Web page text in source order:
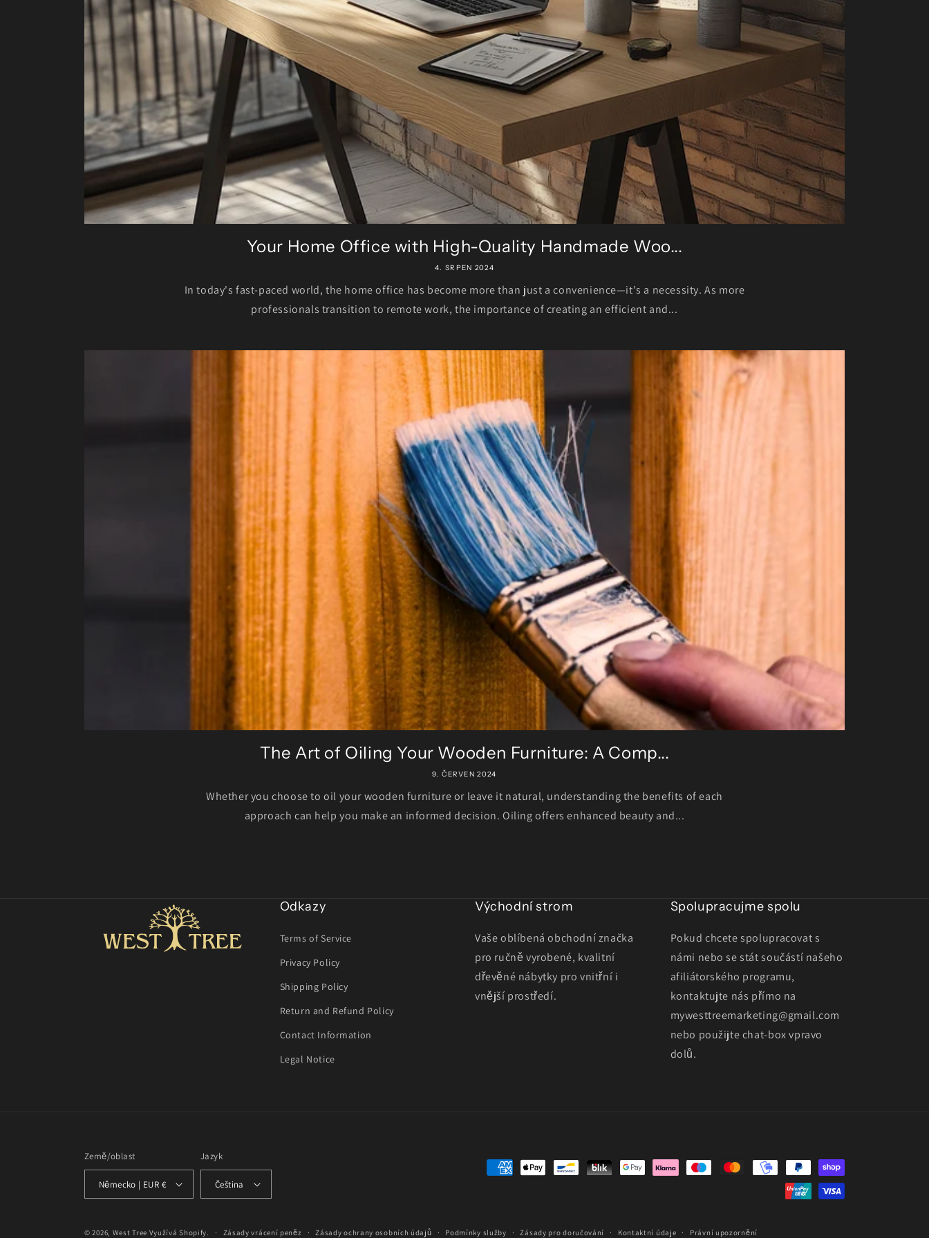
Your Home Office with High-Quality Handmade Woo...
4. SRPEN 2024
In today's fast-paced world, the home office has become more than just a convenience—it's a necessity. As more
professionals transition to remote work, the importance of creating an efficient and...
The Art of Oiling Your Wooden Furniture: A Comp...
9. ČERVEN 2024
Whether you choose to oil your wooden furniture or leave it natural, understanding the benefits of each
approach can help you make an informed decision. Oiling offers enhanced beauty and...
Odkazy
Terms of Service
Privacy Policy
Shipping Policy
Return and Refund Policy
Contact Information
Legal Notice
Východní strom
Vaše oblíbená obchodní značka
pro ručně vyrobené, kvalitní
dřevěné nábytky pro vnitřní i
vnější prostředí.
Spolupracujme spolu
Pokud chcete spolupracovat s
námi nebo se stát součástí našeho
afiliátorského programu,
kontaktujte nás přímo na
mywesttreemarketing@gmail.com
nebo použijte chat-box vpravo
dolů.
Země/oblast
Německo | EUR €
Jazyk
Čeština
Platební
© 2026, West Tree Využívá Shopify. Zásady vrácení peněz Zásady ochrany osobních údajů Podmínky služby Zásady pro doručování Kontaktní údaje Právní upozornění